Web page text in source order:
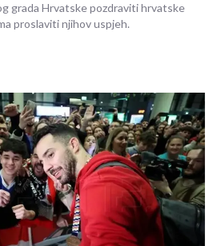
grada Hrvatske pozdraviti hrvatske
proslaviti njihov uspjeh.